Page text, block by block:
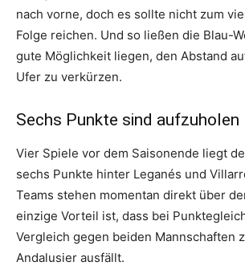
nach vorne, doch es sollte nicht zum
Folge reichen. Und so ließen die Blau-
gute Möglichkeit liegen, den Abstand
Ufer zu verkürzen.
Sechs Punkte sind aufzuholen
Vier Spiele vor dem Saisonende liegt
sechs Punkte hinter Leganés und
Teams stehen momentan direkt über
einzige Vorteil ist, dass bei
Vergleich gegen beiden Mannschaften
Andalusier ausfällt.